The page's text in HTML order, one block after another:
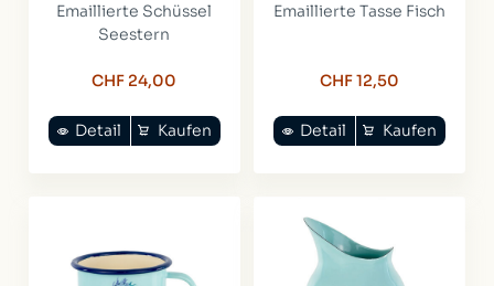
Emaillierte Schüssel
Seestern
CHF 24,00
Kaufen
Detail
Emaillierte Tasse Fisch
CHF 12,50
Kaufen
Detail